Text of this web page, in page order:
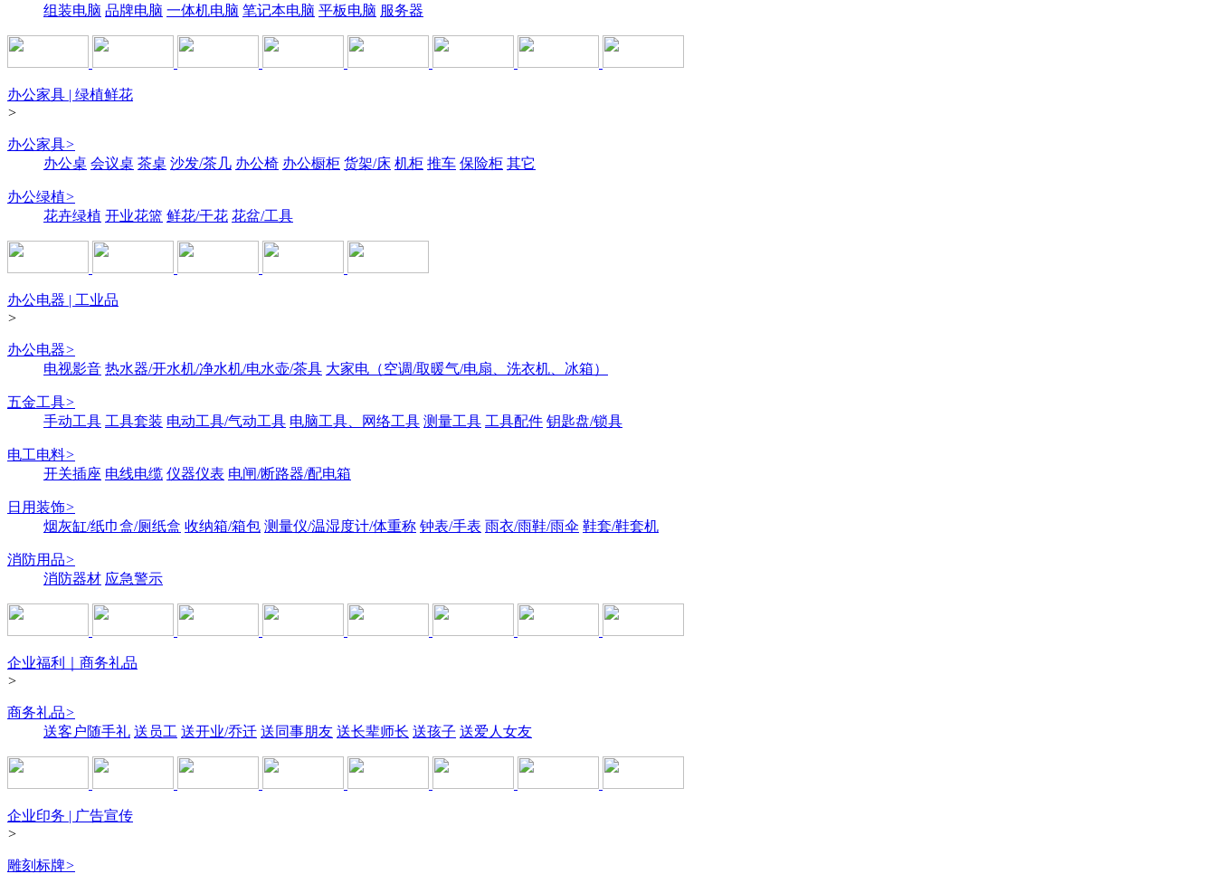
组装电脑 品牌电脑 一体机电脑 笔记本电脑 平板电脑 服务器
办公家具 | 绿植鲜花
>
办公家具>
办公桌 会议桌 茶桌 沙发/茶几 办公椅 办公橱柜 货架/床 机柜 推车 保险柜 其它
办公绿植>
花卉绿植 开业花篮 鲜花/干花 花盆/工具
办公电器 | 工业品
>
办公电器>
电视影音 热水器/开水机/净水机/电水壶/茶具 大家电（空调/取暖气/电扇、洗衣机、冰箱）
五金工具>
手动工具 工具套装 电动工具/气动工具 电脑工具、网络工具 测量工具 工具配件 钥匙盘/锁具
电工电料>
开关插座 电线电缆 仪器仪表 电闸/断路器/配电箱
日用装饰>
烟灰缸/纸巾盒/厕纸盒 收纳箱/箱包 测量仪/温湿度计/体重称 钟表/手表 雨衣/雨鞋/雨伞 鞋套/鞋套机
消防用品>
消防器材 应急警示
企业福利｜商务礼品
>
商务礼品>
送客户随手礼 送员工 送开业/乔迁 送同事朋友 送长辈师长 送孩子 送爱人女友
企业印务 | 广告宣传
>
雕刻标牌>